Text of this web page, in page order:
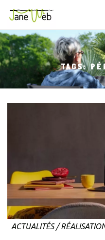
ou un audit
Veuillez saisir les
Don't
TAGS:
ACTUALITÉS/